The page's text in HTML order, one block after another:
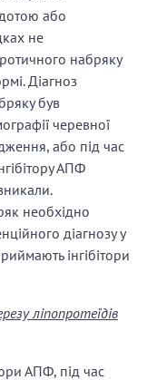
або
не
набряку
Діагноз
був
черевної
або під час
АПФ
необхідно
діагнозу у
інгібітори
ліпопротеїдів
АПФ, під час